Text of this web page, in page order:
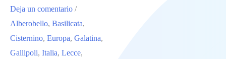
Deja un comentario /
Alberobello, Basilicata,
Cisternino, Europa, Galatina,
Gallipoli, Italia, Lecce,